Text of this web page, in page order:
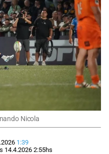
Nicola
1:39
14.4.2026 2:55hs